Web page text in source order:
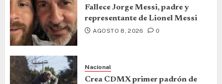
Fallece Jorge Messi, padre y
representante de Lionel Messi
AGOSTO 8, 2026 0
Nacional
Crea CDMX primer padrón de